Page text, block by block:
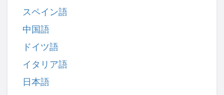
スペイン語
中国語
ドイツ語
イタリア語
日本語